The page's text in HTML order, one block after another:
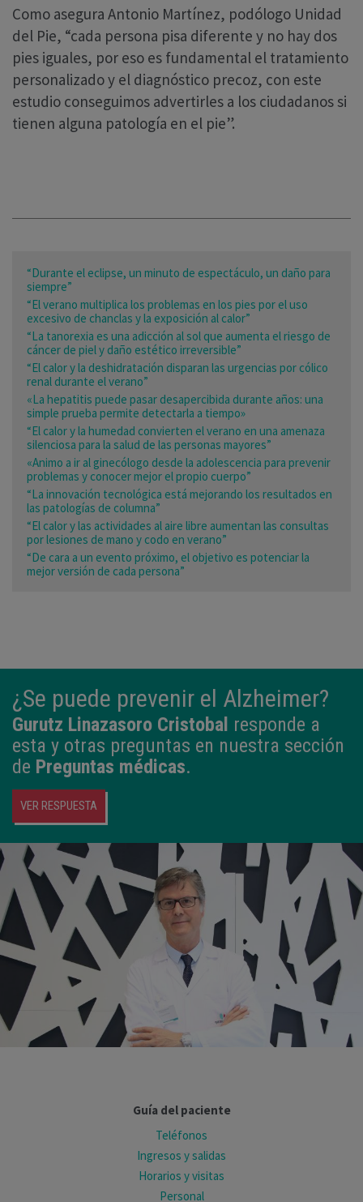
Como asegura Antonio Martínez, podólogo Unidad
del Pie, “cada persona pisa diferente y no hay dos
pies iguales, por eso es fundamental el tratamiento
personalizado y el diagnóstico precoz, con este
estudio conseguimos advertirles a los ciudadanos si
tienen alguna patología en el pie”.
“Durante el eclipse, un minuto de espectáculo, un daño para
siempre”
“El verano multiplica los problemas en los pies por el uso
excesivo de chanclas y la exposición al calor”
“La tanorexia es una adicción al sol que aumenta el riesgo de
cáncer de piel y daño estético irreversible”
“El calor y la deshidratación disparan las urgencias por cólico
renal durante el verano”
«La hepatitis puede pasar desapercibida durante años: una
simple prueba permite detectarla a tiempo»
“El calor y la humedad convierten el verano en una amenaza
silenciosa para la salud de las personas mayores”
«Animo a ir al ginecólogo desde la adolescencia para prevenir
problemas y conocer mejor el propio cuerpo”
“La innovación tecnológica está mejorando los resultados en
las patologías de columna”
“El calor y las actividades al aire libre aumentan las consultas
por lesiones de mano y codo en verano”
“De cara a un evento próximo, el objetivo es potenciar la
mejor versión de cada persona”
¿Se puede prevenir el Alzheimer?
Gurutz Linazasoro Cristobal responde a
esta y otras preguntas en nuestra sección
de Preguntas médicas.
VER RESPUESTA
Guía del paciente
Teléfonos
Ingresos y salidas
Horarios y visitas
Personal